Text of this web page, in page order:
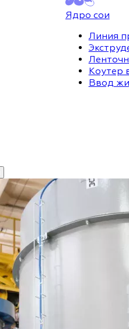
Ядро сои
Линия
Коутер
Ввод